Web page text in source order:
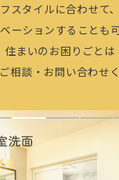
スタイルに合わせて、
ーションすることも可
住まいのお困りごとは
ご相談・お問い合わせ